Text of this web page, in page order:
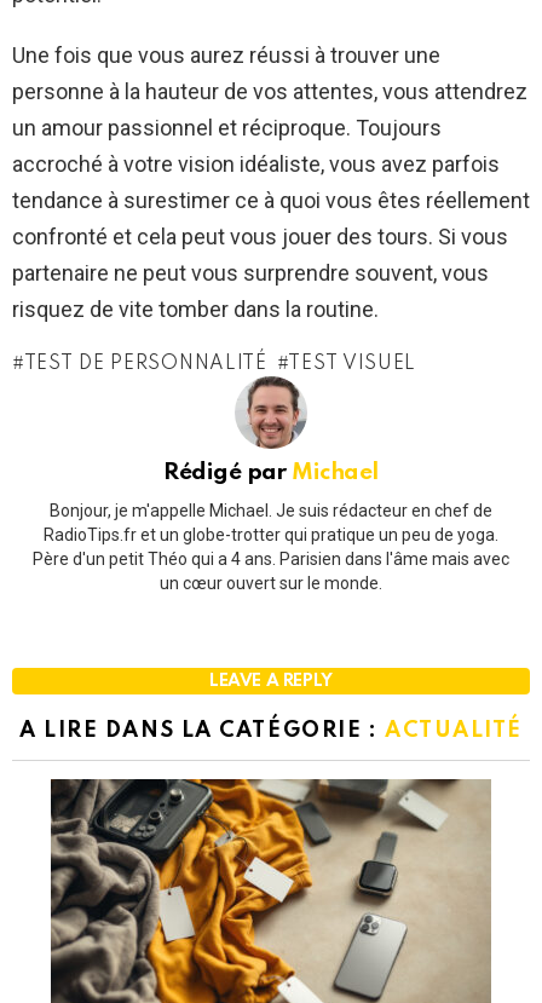
Une fois que vous aurez réussi à trouver une
personne à la hauteur de vos attentes, vous attendrez
un amour passionnel et réciproque. Toujours
accroché à votre vision idéaliste, vous avez parfois
tendance à surestimer ce à quoi vous êtes réellement
confronté et cela peut vous jouer des tours. Si vous
partenaire ne peut vous surprendre souvent, vous
risquez de vite tomber dans la routine.
TEST DE PERSONNALITÉ TEST VISUEL
Rédigé par Michael
Bonjour, je m'appelle Michael. Je suis rédacteur en chef de
RadioTips.fr et un globe-trotter qui pratique un peu de yoga.
Père d'un petit Théo qui a 4 ans. Parisien dans l'âme mais avec
un cœur ouvert sur le monde.
LEAVE A REPLY
A LIRE DANS LA CATÉGORIE : ACTUALITÉ